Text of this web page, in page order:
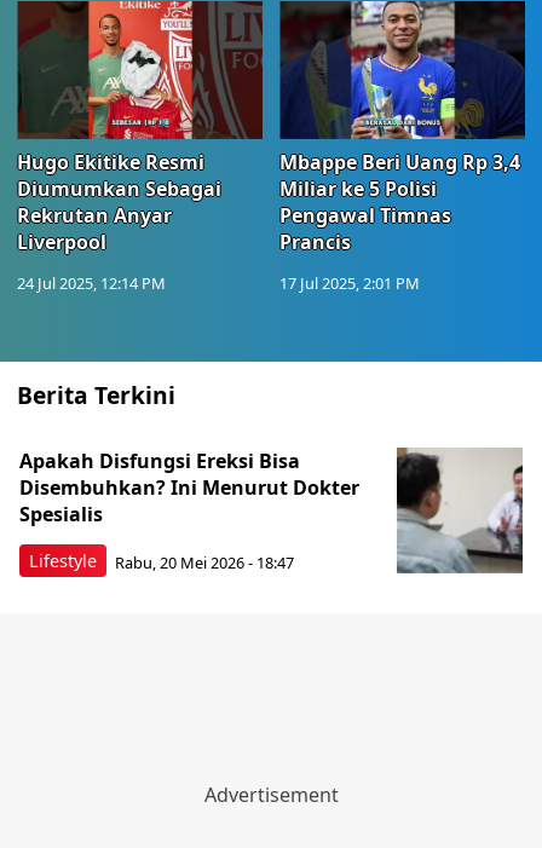
Hugo Ekitike Resmi
Diumumkan Sebagai
Rekrutan Anyar
Liverpool
24 Jul 2025, 12:14 PM
Mbappe Beri Uang Rp 3,4
Miliar ke 5 Polisi
Pengawal Timnas
Prancis
17 Jul 2025, 2:01 PM
Berita Terkini
Lifestyle
Apakah Disfungsi Ereksi Bisa
Disembuhkan? Ini Menurut Dokter
Spesialis
Rabu, 20 Mei 2026 - 18:47